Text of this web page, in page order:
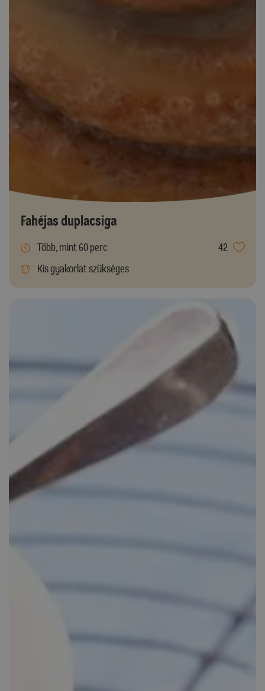
Fahéjas duplacsiga
Több, mint 60 perc
42
Kis gyakorlat szükséges